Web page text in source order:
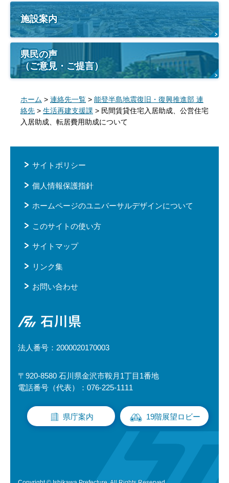
施設案内
県民の声
（ご意見・ご提言）
ホーム > 連絡先一覧 > 能登半島地震復旧・復興推進部 連
絡先 > 生活再建支援課 > 民間賃貸住宅入居助成、公営住宅
入居助成、転居費用助成について
サイトポリシー
個人情報保護指針
ホームページのユニバーサルデザインについて
このサイトの使い方
サイトマップ
リンク集
お問い合わせ
石川県
法人番号：2000020170003
〒920-8580 石川県金沢市鞍月1丁目1番地
電話番号（代表）：076-225-1111
県庁案内 19階展望ロビー